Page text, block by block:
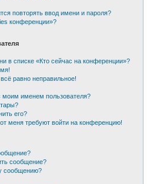
повторять ввод имени и пароля?
конференции»?
в списке «Кто сейчас на конференции»?
равно неправильное!
моим именем пользователя?
его?
меня требуют войти на конференцию!
сообщение?
сообщению?